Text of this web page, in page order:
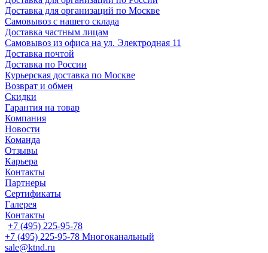
Доставка для организаций по Москве
Самовывоз с нашего склада
Доставка частным лицам
Самовывоз из офиса на ул. Электродная 11
Доставка почтой
Доставка по России
Курьерская доставка по Москве
Возврат и обмен
Скидки
Гарантия на товар
Компания
Новости
Команда
Отзывы
Карьера
Контакты
Партнеры
Сертификаты
Галерея
Контакты
+7 (495) 225-95-78
+7 (495) 225-95-78 Многоканальный
sale@ktnd.ru